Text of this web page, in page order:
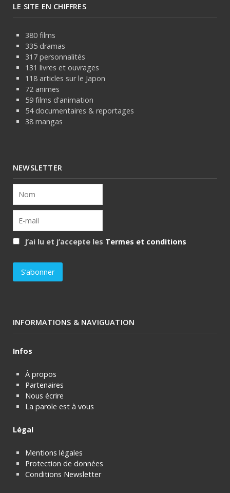
LE SITE EN CHIFFRES
380 films
335 dramas
317 personnalités
131 livres et ouvrages
118 articles sur le Japon
72 animes
59 films d'animation
54 documentaires & reportages
38 mangas
NEWSLETTER
J’ai lu et j’accepte les Termes et conditions
INFORMATIONS & NAVIGUATION
Infos
À propos
Partenaires
Nous écrire
La parole est à vous
Légal
Mentions légales
Protection de données
Conditions Newsletter